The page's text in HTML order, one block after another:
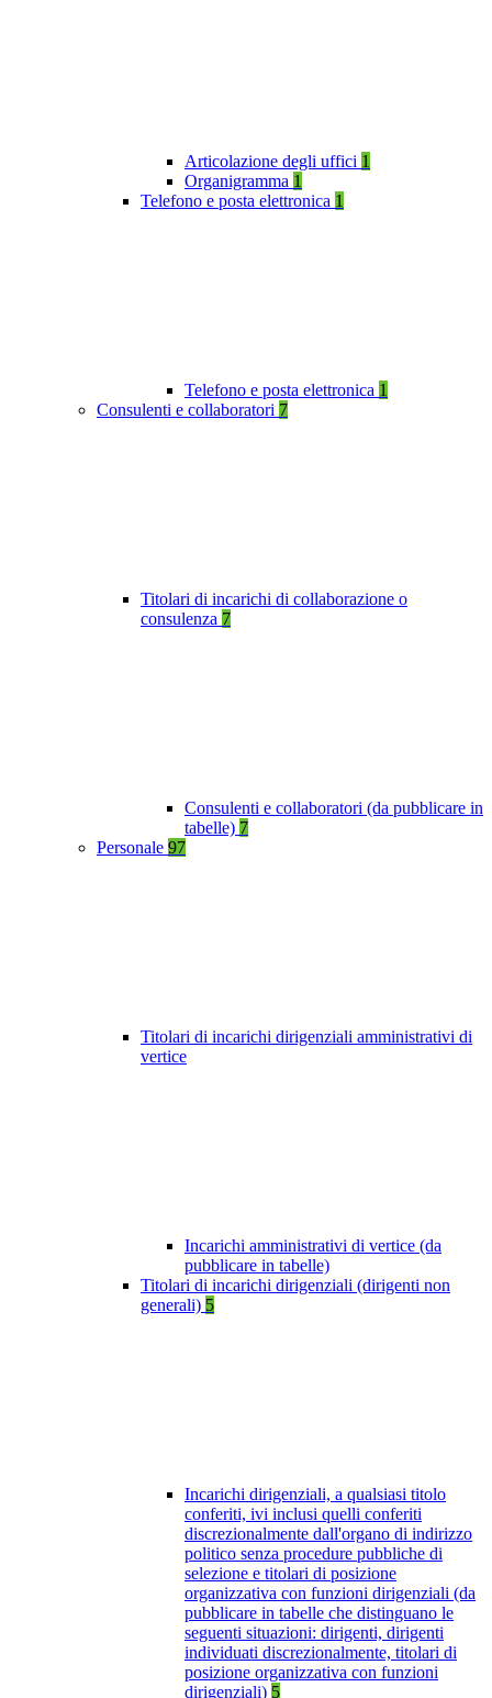
Articolazione degli uffici 1
Organigramma 1
Telefono e posta elettronica 1
Telefono e posta elettronica 1
Consulenti e collaboratori 7
Titolari di incarichi di collaborazione o
consulenza 7
Consulenti e collaboratori (da pubblicare in
tabelle) 7
Personale 97
Titolari di incarichi dirigenziali amministrativi di
vertice
Incarichi amministrativi di vertice (da
pubblicare in tabelle)
Titolari di incarichi dirigenziali (dirigenti non
generali) 5
Incarichi dirigenziali, a qualsiasi titolo
conferiti, ivi inclusi quelli conferiti
discrezionalmente dall'organo di indirizzo
politico senza procedure pubbliche di
selezione e titolari di posizione
organizzativa con funzioni dirigenziali (da
pubblicare in tabelle che distinguano le
seguenti situazioni: dirigenti, dirigenti
individuati discrezionalmente, titolari di
posizione organizzativa con funzioni
dirigenziali) 5